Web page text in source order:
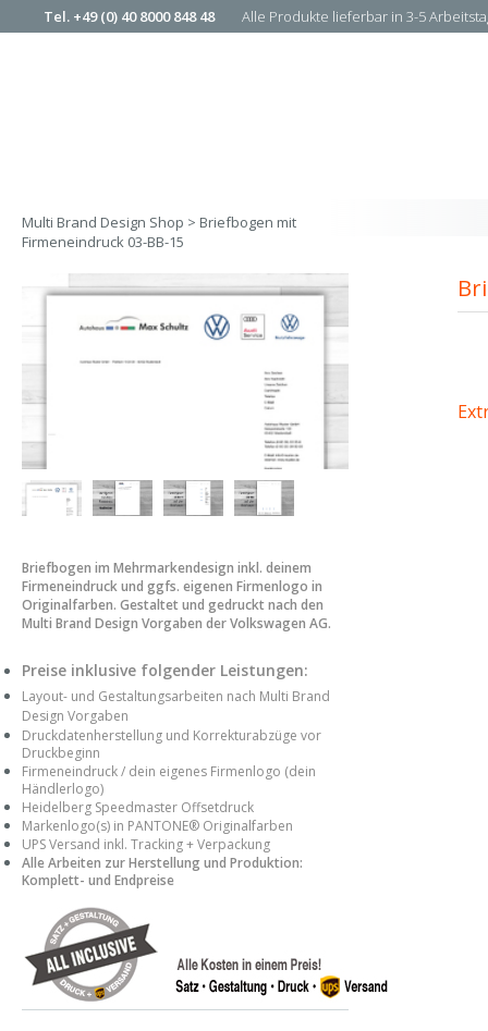
Tel. +49 (0) 40 8000 848 48
Alle Produkte lieferbar in 3-5
Multi Brand Design Shop > Briefbogen mit
Firmeneindruck 03-BB-15
Briefbogen im Mehrmarkendesign inkl. deinem
Firmeneindruck und ggfs. eigenen Firmenlogo in
Originalfarben. Gestaltet und gedruckt nach den
Multi Brand Design Vorgaben der Volkswagen AG.
Preise inklusive folgender Leistungen:
Layout- und Gestaltungsarbeiten nach Multi Brand
Design Vorgaben
Druckdatenherstellung und Korrekturabzüge vor
Druckbeginn
Firmeneindruck / dein eigenes Firmenlogo (dein
Händlerlogo)
Heidelberg Speedmaster Offsetdruck
Markenlogo(s) in PANTONE® Originalfarben
UPS Versand inkl. Tracking + Verpackung
Alle Arbeiten zur Herstellung und Produktion:
Komplett- und Endpreise